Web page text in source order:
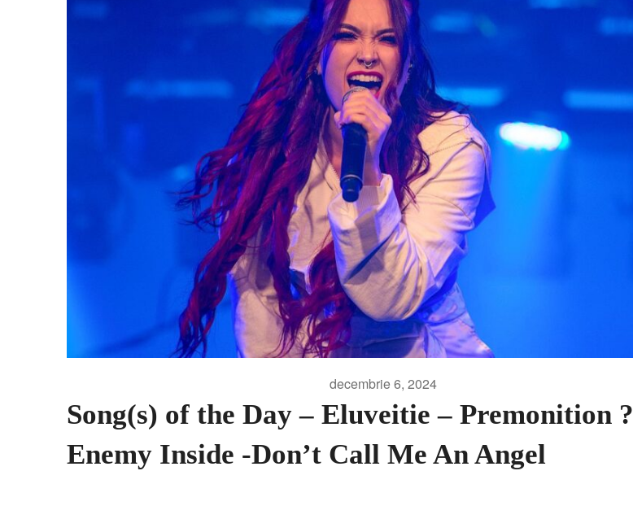
decembrie 6, 2024
Song(s) of the Day – Eluveitie – Premonition ?
Enemy Inside -Don’t Call Me An Angel